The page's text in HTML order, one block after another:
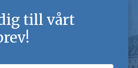
till vårt